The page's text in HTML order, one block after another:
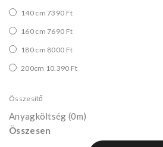
140 cm 7390 Ft
160 cm 7690 Ft
180 cm 8000 Ft
200cm 10.390 Ft
Összesítő
Anyagköltség (0m)
Összesen